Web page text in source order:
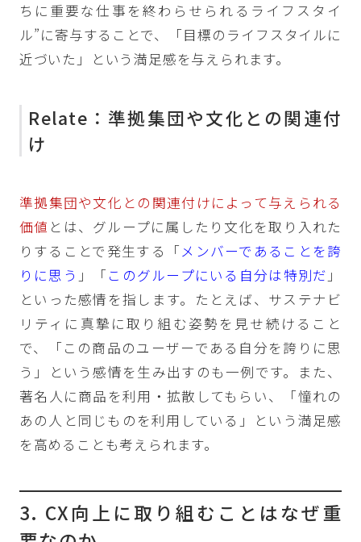
ちに重要な仕事を終わらせられるライフスタイ
ル”に寄与することで、「目標のライフスタイルに
近づいた」という満足感を与えられます。
Relate：準拠集団や文化との関連付
け
準拠集団や文化との関連付けによって与えられる
価値 とは、グループに属したり文化を取り入れた
りすることで発生する「 メンバーであることを誇
りに思う 」「 このグループにいる自分は特別だ 」
といった感情を指します。たとえば、サステナビ
リティに真摯に取り組む姿勢を見せ続けること
で、「この商品のユーザーである自分を誇りに思
う」という感情を生み出すのも一例です。また、
著名人に商品を利用・拡散してもらい、「憧れの
あの人と同じものを利用している」という満足感
を高めることも考えられます。
3. CX向上に取り組むことはなぜ重